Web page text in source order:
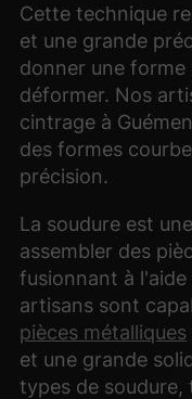
Cette technique
et une grande
donner une forme
déformer. Nos
cintrage à
des formes
précision.
La soudure est
assembler des
fusionnant à
artisans sont
pièces métalliques
et une grande
types de soudure,